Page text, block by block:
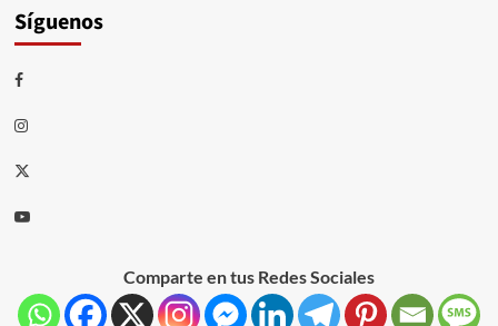
Síguenos
Comparte en tus Redes Sociales